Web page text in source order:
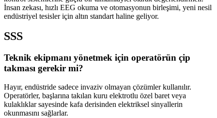
İnsan zekası, hızlı EEG okuma ve otomasyonun birleşimi, yeni nesil
endüstriyel tesisler için altın standart haline geliyor.
SSS
Teknik ekipmanı yönetmek için operatörün çip
takması gerekir mi?
Hayır, endüstride sadece invaziv olmayan çözümler kullanılır.
Operatörler, başlarına takılan kuru elektrotlu özel baret veya
kulaklıklar sayesinde kafa derisinden elektriksel sinyallerin
okunmasını sağlarlar.